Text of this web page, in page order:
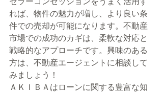
れば、物件の魅力が増し、より良い条
件での売却が可能になります。不動産
市場での成功のカギは、柔軟な対応と
戦略的なアプローチです。興味のある
方は、不動産エージェントに相談して
みましょう！
ＡＫＩＢＡはローンに関する豊富な知